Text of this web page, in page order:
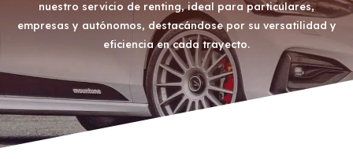
nuestro servicio de renting, ideal para particulares,
empresas y autónomos, destacándose por su versatilidad y
eficiencia en cada trayecto.